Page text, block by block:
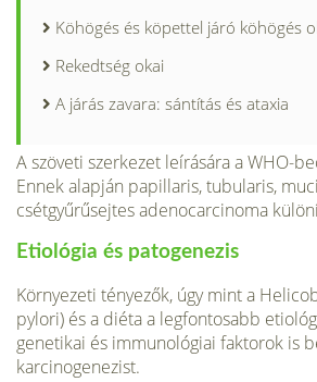
Köhögés és köpettel járó köhögés
Rekedtség okai
A járás zavara: sántítás és ataxia
A szöveti szerkezet leírására a WHO-
Ennek alapján papillaris, tubularis,
csétgyűrűsejtes adenocarcinoma
Etiológia és patogenezis
Környezeti tényezők, úgy mint a
pylori) és a diéta a legfontosabb
genetikai és immunológiai faktorok is
karcinogenezist.